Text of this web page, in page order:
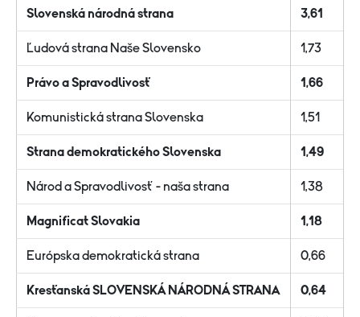
Slovenská národná strana 3,61
Ľudová strana Naše Slovensko 1,73
Právo a Spravodlivosť 1,66
Komunistická strana Slovenska 1,51
Strana demokratického Slovenska 1,49
Národ a Spravodlivosť - naša strana 1,38
Magnificat Slovakia 1,18
Európska demokratická strana 0,66
Kresťanská SLOVENSKÁ NÁRODNÁ STRANA 0,64